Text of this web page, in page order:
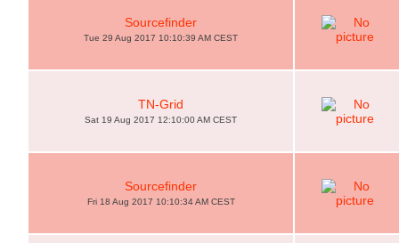
Sourcefinder
Tue 29 Aug 2017 10:10:39 AM CEST
TN-Grid
Sat 19 Aug 2017 12:10:00 AM CEST
Sourcefinder
Fri 18 Aug 2017 10:10:34 AM CEST